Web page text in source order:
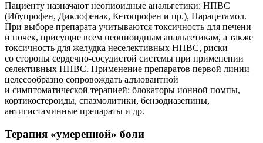
Пациенту назначают неопиоидные анальгетики: НПВС
(Ибупрофен, Диклофенак, Кетопрофен и пр.), Парацетамол.
При выборе препарата учитываются токсичность для печени
и почек, присущие всем неопиоидным анальгетикам, а также
токсичность для желудка неселективных НПВС, риски
со стороны сердечно-сосудистой системы при применении
селективных НПВС. Применение препаратов первой линии
целесообразно сопровождать адъювантной
и симптоматической терапией: блокаторы ионной помпы,
кортикостероиды, спазмолитики, бензодиазепины,
антигистаминные препараты и др.
Терапия «умеренной» боли